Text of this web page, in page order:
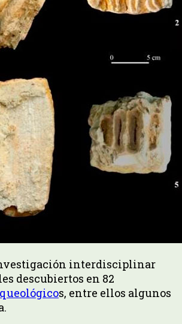
interdisciplinar
descubiertos en 82
s, entre ellos algunos